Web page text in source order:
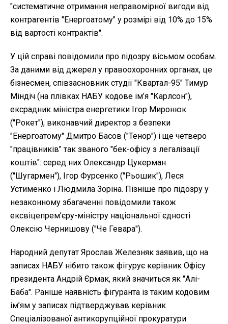
"систематичне отримання неправомірної вигоди від
контрагентів "Енергоатому" у розмірі від 10% до 15%
від вартості контрактів".
У цій справі повідомили про підозру вісьмом особам.
За даними від джерел у правоохоронних органах, це
бізнесмен, співзасновник студії "Квартал-95" Тимур
Міндіч (на плівках НАБУ кодове ім’я "Карлсон"),
ексрадник міністра енергетики Ігор Миронюк
("Рокет"), виконавчий директор з безпеки
"Енергоатому" Дмитро Басов ("Тенор") і ще четверо
"працівників" так званого "бек-офісу з легалізації
коштів": серед них Олександр Цукерман
("Шугармен"), Ігор Фурсенко ("Рьошик"), Леся
Устименко і Людмила Зоріна. Пізніше про підозру у
незаконному збагаченні повідомили також
ексвіцепрем’єру-міністру національної єдності
Олексію Чернишову ("Че Гевара").
Народний депутат Ярослав Железняк заявив, що на
записах НАБУ нібито також фігурує керівник Офісу
президента Андрій Єрмак, який значиться як "Алі-
Баба". Раніше наявність фігуранта із таким кодовим
ім’ям у записах підтверджував керівник
Спеціалізованої антикорупційної прокуратури